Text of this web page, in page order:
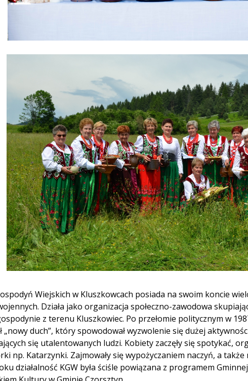
Wiejskich w Kluszkowcach posiada na swoim koncie
Działa jako organizacja społeczno-zawodowa
z terenu Kluszkowiec. Po przełomie politycznym w
„nowy duch”, który spowodował wyzwolenie się dużej
się utalentowanych ludzi. Kobiety zaczęły się spotykać,
np. Katarzynki. Zajmowały się wypożyczaniem naczyń, a
działalność KGW była ściśle powiązana z programem